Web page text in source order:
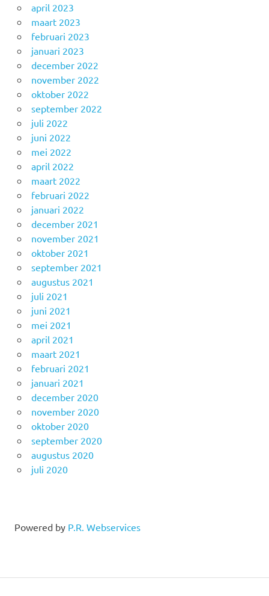
april 2023
maart 2023
februari 2023
januari 2023
december 2022
november 2022
oktober 2022
september 2022
juli 2022
juni 2022
mei 2022
april 2022
maart 2022
februari 2022
januari 2022
december 2021
november 2021
oktober 2021
september 2021
augustus 2021
juli 2021
juni 2021
mei 2021
april 2021
maart 2021
februari 2021
januari 2021
december 2020
november 2020
oktober 2020
september 2020
augustus 2020
juli 2020
Powered by P.R. Webservices